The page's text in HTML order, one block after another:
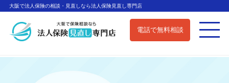
大阪で法人保険の相談・見直しなら法人保険見直し専門店
電話で無料相談